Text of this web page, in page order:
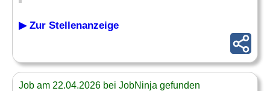
▶ Zur Stellenanzeige
Job am 22.04.2026 bei JobNinja gefunden